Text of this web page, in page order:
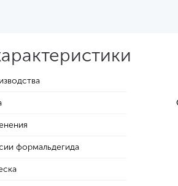
формальдегида